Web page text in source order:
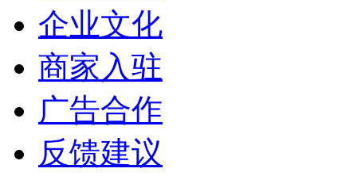
企业文化
商家入驻
广告合作
反馈建议